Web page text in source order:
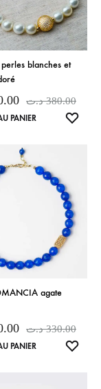
blanches et
380.00 د.ت
PANIER
agate
330.00 د.ت
PANIER